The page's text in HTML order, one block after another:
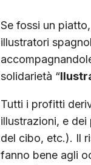
Se fossi un
illustratori
solidarietà “
Tutti i profitti
illustrazioni, e
del cibo, etc.). Il
fanno bene agli